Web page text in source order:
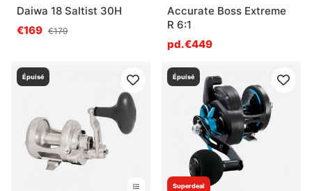
Daiwa 18 Saltist 30H
€169 €179
Accurate Boss Extreme
R 6:1
pd.€449
Épuisé
Superdeal
Épuisé